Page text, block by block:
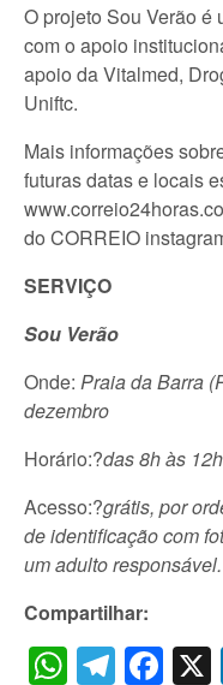
O projeto Sou Verão é
com o apoio
apoio da Vitalmed,
Uniftc.
Mais informações
futuras datas e locais
do CORREIO
SERVIÇO
Sou Verão
Onde: Praia da Barra
dezembro
Horário:?das 8h às 12h
Acesso:?grátis, por
de identificação com
um adulto responsável.
Compartilhar: